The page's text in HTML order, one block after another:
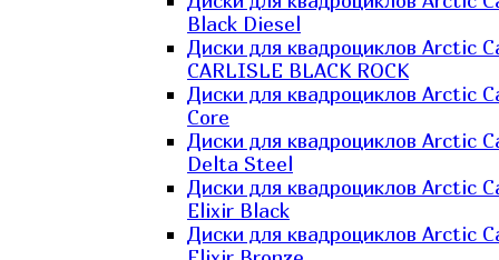
Black Diesel
Диски для квадроциклов Arctic
CARLISLE BLACK ROCK
Диски для квадроциклов Arctic
Core
Диски для квадроциклов Arctic
Delta Steel
Диски для квадроциклов Arctic
Elixir Black
Диски для квадроциклов Arctic